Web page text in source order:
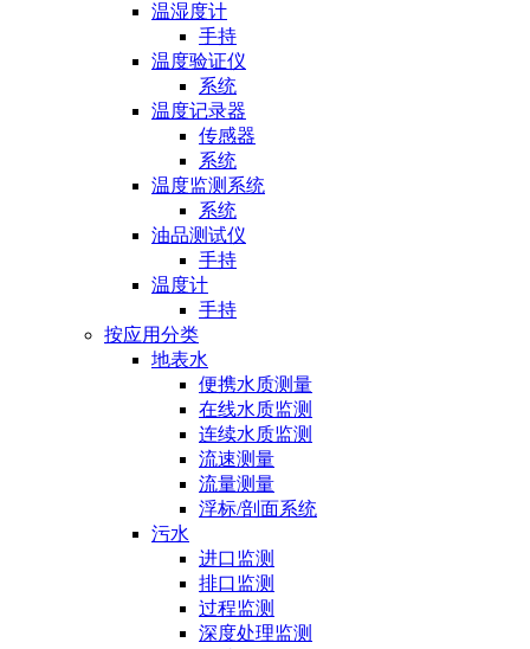
温湿度计
手持
温度验证仪
系统
温度记录器
传感器
系统
温度监测系统
系统
油品测试仪
手持
温度计
手持
按应用分类
地表水
便携水质测量
在线水质监测
连续水质监测
流速测量
流量测量
浮标/剖面系统
污水
进口监测
排口监测
过程监测
深度处理监测